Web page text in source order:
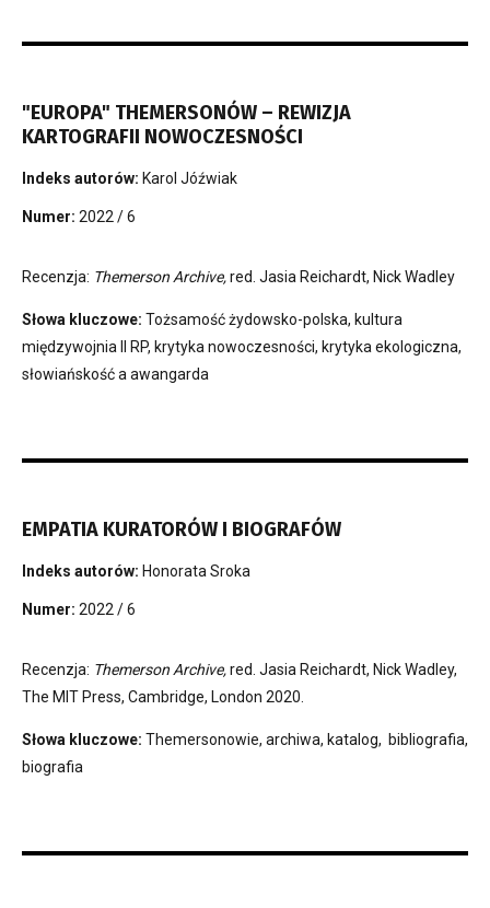
"EUROPA" THEMERSONÓW – REWIZJA
KARTOGRAFII NOWOCZESNOŚCI
Indeks autorów: Karol Jóźwiak
Numer: 2022 / 6
Recenzja: Themerson Archive,red. Jasia Reichardt, Nick Wadley
Słowa kluczowe: Tożsamość żydowsko-polska, kultura
międzywojnia II RP, krytyka nowoczesności, krytyka ekologiczna,
słowiańskość a awangarda
EMPATIA KURATORÓW I BIOGRAFÓW
Indeks autorów: Honorata Sroka
Numer: 2022 / 6
Recenzja: Themerson Archive,red. Jasia Reichardt, Nick Wadley,
The MIT Press, Cambridge, London 2020.
Słowa kluczowe: Themersonowie, archiwa, katalog, bibliografia,
biografia